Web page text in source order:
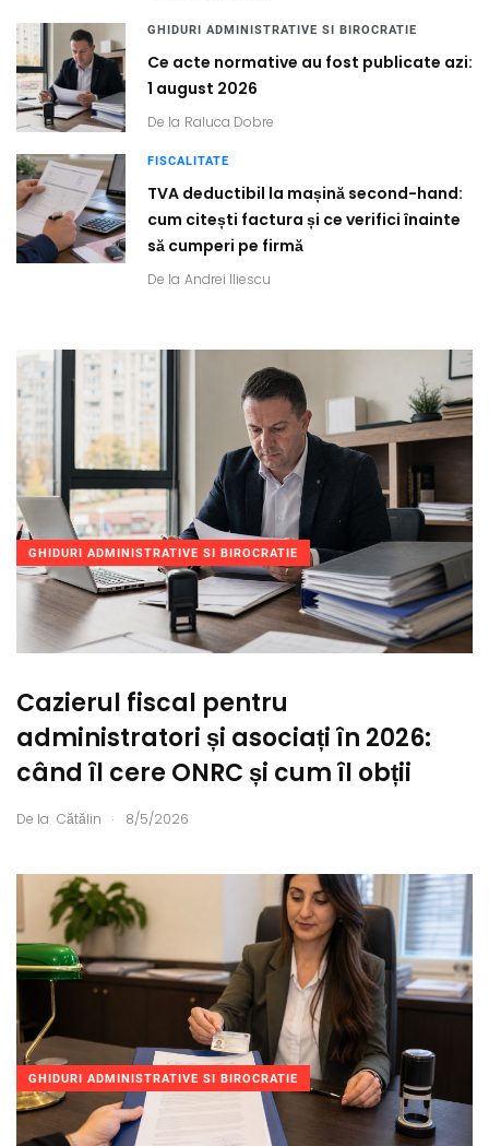
GHIDURI ADMINISTRATIVE SI BIROCRATIE
Ce acte normative au fost publicate azi:
1 august 2026
De la Raluca Dobre
FISCALITATE
TVA deductibil la mașină second-hand:
cum citești factura și ce verifici înainte
să cumperi pe firmă
De la Andrei Iliescu
GHIDURI ADMINISTRATIVE SI BIROCRATIE
Cazierul fiscal pentru
administratori și asociați în 2026:
când îl cere ONRC și cum îl obții
De la Cătălin . 8/5/2026
GHIDURI ADMINISTRATIVE SI BIROCRATIE